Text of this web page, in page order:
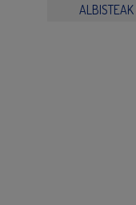
ALBISTEAK